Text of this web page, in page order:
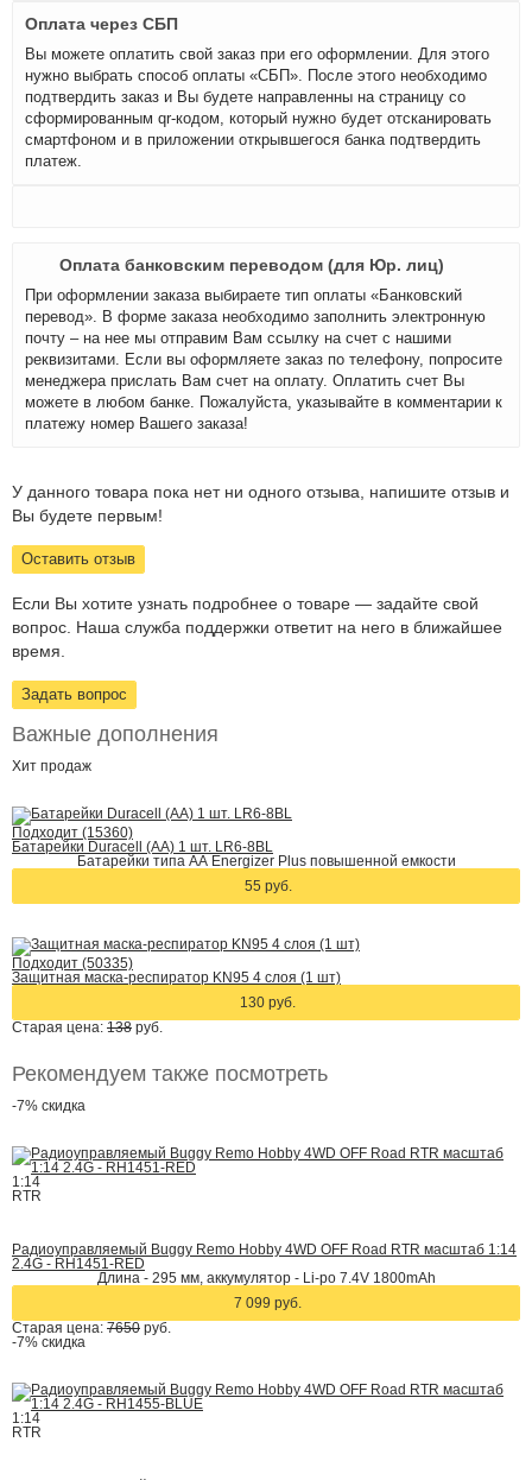
Оплата через СБП
Вы можете оплатить свой заказ при его оформлении. Для этого
нужно выбрать способ оплаты «СБП». После этого необходимо
подтвердить заказ и Вы будете направленны на страницу со
сформированным qr-кодом, который нужно будет отсканировать
смартфоном и в приложении открывшегося банка подтвердить
платеж.
Оплата банковским переводом (для Юр. лиц)
При оформлении заказа выбираете тип оплаты «Банковский
перевод». В форме заказа необходимо заполнить электронную
почту – на нее мы отправим Вам ссылку на счет с нашими
реквизитами. Если вы оформляете заказ по телефону, попросите
менеджера прислать Вам счет на оплату. Оплатить счет Вы
можете в любом банке. Пожалуйста, указывайте в комментарии к
платежу номер Вашего заказа!
У данного товара пока нет ни одного отзыва, напишите отзыв и
Вы будете первым!
Оставить отзыв
Если Вы хотите узнать подробнее о товаре — задайте свой
вопрос. Наша служба поддержки ответит на него в ближайшее
время.
Задать вопрос
Важные дополнения
Хит продаж
Подходит (15360)
Батарейки Duracell (АА) 1 шт. LR6-8BL
Батарейки типа АА Energizer Plus повышенной емкости
55 руб.
Подходит (50335)
Защитная маска-респиратор KN95 4 слоя (1 шт)
130 руб.
Старая цена: 138 руб.
Рекомендуем также посмотреть
-7% скидка
1:14
RTR
Радиоуправляемый Buggy Remo Hobby 4WD OFF Road RTR масштаб 1:14
2.4G - RH1451-RED
Длина - 295 мм, аккумулятор - Li-po 7.4V 1800mAh
7 099 руб.
Старая цена: 7650 руб.
-7% скидка
1:14
RTR